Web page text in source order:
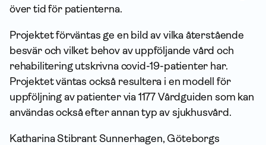
över tid för patienterna.
Projektet förväntas ge en bild av vilka återstående
besvär och vilket behov av uppföljande vård och
rehabilitering utskrivna covid-19-patienter har.
Projektet väntas också resultera i en modell för
uppföljning av patienter via 1177 Vårdguiden som kan
användas också efter annan typ av sjukhusvård.
Katharina Stibrant Sunnerhagen, Göteborgs